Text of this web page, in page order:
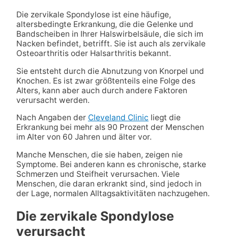
Die zervikale Spondylose ist eine häufige,
altersbedingte Erkrankung, die die Gelenke und
Bandscheiben in Ihrer Halswirbelsäule, die sich im
Nacken befindet, betrifft. Sie ist auch als zervikale
Osteoarthritis oder Halsarthritis bekannt.
Sie entsteht durch die Abnutzung von Knorpel und
Knochen. Es ist zwar größtenteils eine Folge des
Alters, kann aber auch durch andere Faktoren
verursacht werden.
Nach Angaben der Cleveland Clinic liegt die
Erkrankung bei mehr als 90 Prozent der Menschen
im Alter von 60 Jahren und älter vor.
Manche Menschen, die sie haben, zeigen nie
Symptome. Bei anderen kann es chronische, starke
Schmerzen und Steifheit verursachen. Viele
Menschen, die daran erkrankt sind, sind jedoch in
der Lage, normalen Alltagsaktivitäten nachzugehen.
Die zervikale Spondylose
verursacht